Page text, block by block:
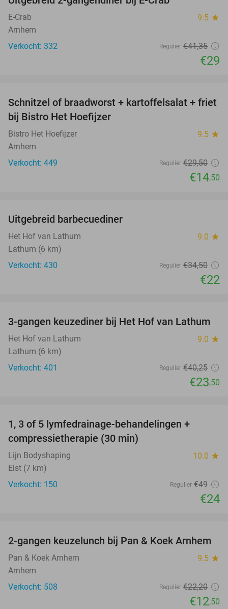
E-Crab 9.5 star
Arnhem
Verkocht: 332
Regulier €41,35
€29
51%
Schnitzel of braadworst + kartoffelsalat + friet
bij Bistro Het Hoefijzer
Bistro Het Hoefijzer 9.5 star
Arnhem
Verkocht: 449
Regulier €29,50
€14,50
Uitgebreid barbecuediner
Het Hof van Lathum 9.0 star
Lathum (6 km)
Verkocht: 430
Regulier €34,50
€22
42%
3-gangen keuzediner bij Het Hof van Lathum
Het Hof van Lathum 9.0 star
Lathum (6 km)
Verkocht: 401
Regulier €40,25
€23,50
1, 3 of 5 lymfedrainage-behandelingen +
compressietherapie (30 min)
Lijn Bodyshaping 10.0 star
Elst (7 km)
Verkocht: 150
Regulier €49
€24
44%
2-gangen keuzelunch bij Pan & Koek Arnhem
Pan & Koek Arnhem 9.5 star
Arnhem
Verkocht: 508
Regulier €22,20
€12,50